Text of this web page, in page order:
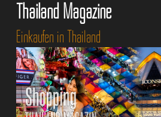
Thailand Magazine
Einkaufen in Thailand